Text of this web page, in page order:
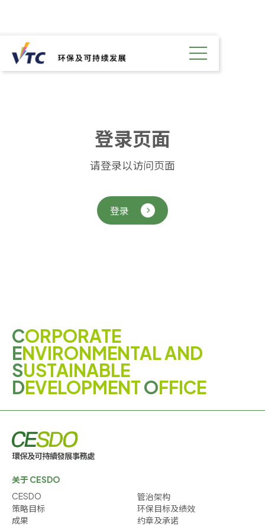
登录页面
请登录以访问页面
登录
CORPORATE
ENVIRONMENTAL AND
SUSTAINABLE
DEVELOPMENTOFFICE
关于 CESDO
CESDO
管治架构
策略目标
环保目标及绩效
成果
约章及承诺